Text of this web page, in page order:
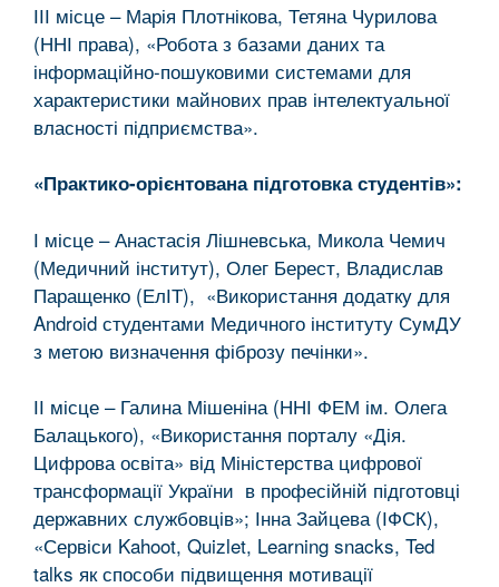
ІІІ місце – Марія Плотнікова, Тетяна Чурилова
(ННІ права), «Робота з базами даних та
інформаційно-пошуковими системами для
характеристики майнових прав інтелектуальної
власності підприємства».
«Практико-орієнтована підготовка студентів»:
І місце – Анастасія Лішневська, Микола Чемич
(Медичний інститут), Олег Берест, Владислав
Паращенко (ЕлІТ), «Використання додатку для
Android студентами Медичного інституту СумДУ
з метою визначення фіброзу печінки».
ІІ місце – Галина Мішеніна (ННІ ФЕМ ім. Олега
Балацького), «Використання порталу «Дія.
Цифрова освіта» від Міністерства цифрової
трансформації України в професійній підготовці
державних службовців»; Інна Зайцева (ІФСК),
«Сервіси Kahoot, Quizlet, Learning snacks, Ted
talks як способи підвищення мотивації